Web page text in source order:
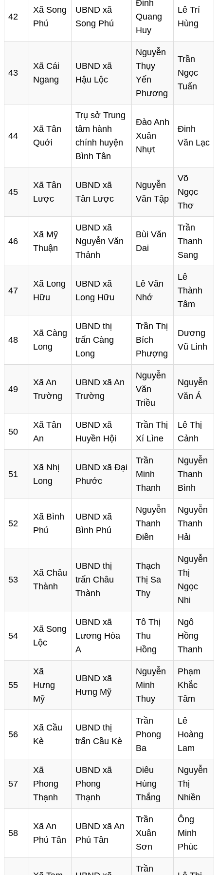
42
Xã Song
Phú
UBND xã
Song Phú
Đinh
Quang
Huy
Lê Trí
Hùng
43
Xã Cái
Ngang
UBND xã
Hậu Lộc
Nguyễn
Thụy
Yến
Phương
Trần
Ngọc
Tuấn
44
Xã Tân
Quới
Trụ sở Trung
tâm hành
chính huyện
Bình Tân
Đào Anh
Xuân
Nhựt
Đinh
Văn Lạc
45
Xã Tân
Lược
UBND xã
Tân Lược
Nguyễn
Văn Tập
Võ
Ngọc
Thơ
46
Xã Mỹ
Thuận
UBND xã
Nguyễn Văn
Thảnh
Bùi Văn
Dai
Trần
Thanh
Sang
47
Xã Long
Hữu
UBND xã
Long Hữu
Lê Văn
Nhớ
Lê
Thành
Tâm
48
Xã Càng
Long
UBND thị
trấn Càng
Long
Trần Thị
Bích
Phượng
Dương
Vũ Linh
49
Xã An
Trường
UBND xã An
Trường
Nguyễn
Văn
Triều
Nguyễn
Văn Á
50
Xã Tân
An
UBND xã
Huyền Hội
Trần Thị
Xí Lìne
Lê Thị
Cảnh
51
Xã Nhị
Long
UBND xã Đại
Phước
Trần
Minh
Thanh
Nguyễn
Thanh
Bình
52
Xã Bình
Phú
UBND xã
Bình Phú
Nguyễn
Thanh
Điền
Nguyễn
Thanh
Hải
53
Xã Châu
Thành
UBND thị
trấn Châu
Thành
Thạch
Thị Sa
Thy
Nguyễn
Thị
Ngọc
Nhi
54
Xã Song
Lộc
UBND xã
Lương Hòa
A
Tô Thị
Thu
Hồng
Ngô
Hồng
Thanh
55
Xã
Hưng
Mỹ
UBND xã
Hưng Mỹ
Nguyễn
Minh
Thuy
Phạm
Khắc
Tâm
56
Xã Cầu
Kè
UBND thị
trấn Cầu Kè
Trần
Phong
Ba
Lê
Hoàng
Lam
57
Xã
Phong
Thạnh
UBND xã
Phong
Thạnh
Diêu
Hùng
Thắng
Nguyễn
Thị
Nhiền
58
Xã An
Phú Tân
UBND xã An
Phú Tân
Trần
Xuân
Sơn
Ông
Minh
Phúc
Trần